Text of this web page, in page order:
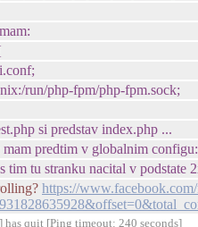
run/php-fpm/php-fpm.sock;
si predstav index.php ...
predtim v globalnim
tim tu stranku nacital v podstate
https://
quit [Ping timeout: 240 seconds]